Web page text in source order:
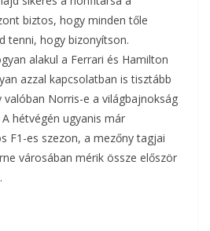
biztos, hogy minden tőle
tenni, hogy bizonyítson.
alakul a Ferrari és Hamilton
azzal kapcsolatban is tisztább
Norris-e a világbajnokság
hétvégén ugyanis már
F1-es szezon, a mezőny tagjai
városában mérik össze először